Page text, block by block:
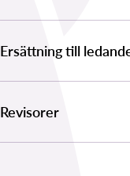
Ersättning till
Revisorer